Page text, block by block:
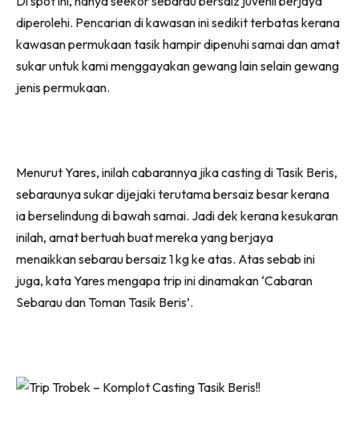
diperolehi. Pencarian di kawasan ini sedikit terbatas kerana
kawasan permukaan tasik hampir dipenuhi samai dan amat
sukar untuk kami menggayakan gewang lain selain gewang
jenis permukaan.
Menurut Yares, inilah cabarannya jika casting di Tasik Beris,
sebaraunya sukar dijejaki terutama bersaiz besar kerana
ia berselindung di bawah samai. Jadi dek kerana kesukaran
inilah, amat bertuah buat mereka yang berjaya
menaikkan sebarau bersaiz 1 kg ke atas. Atas sebab ini
juga, kata Yares mengapa trip ini dinamakan ‘Cabaran
Sebarau dan Toman Tasik Beris’.